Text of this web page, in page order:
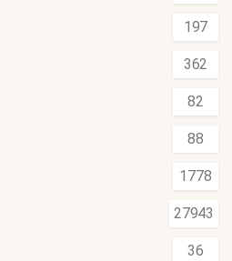
197
362
82
88
1778
27943
36